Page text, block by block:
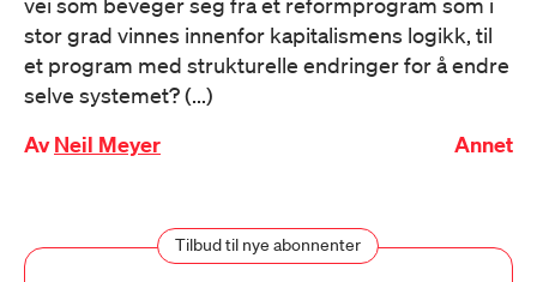
stor grad vinnes innenfor kapitalismens logikk, til
et program med strukturelle endringer for å endre
selve systemet? (...)
AvNeil Meyer Annet
Tilbud til nye abonnenter